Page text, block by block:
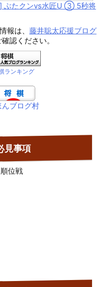
ぶたクンvs水匠U ③ 5秒将
報は、 藤井聡太応援ブログ
認ください。
ランキング
んブログ村
見事項
位戦